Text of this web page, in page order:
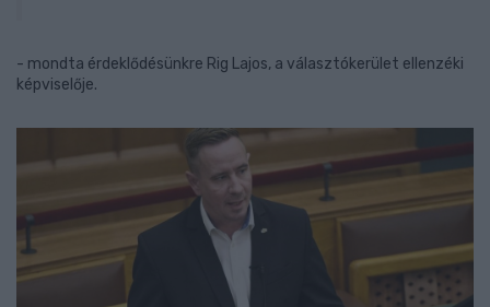
- mondta érdeklődésünkre Rig Lajos, a választókerület ellenzéki
képviselője.